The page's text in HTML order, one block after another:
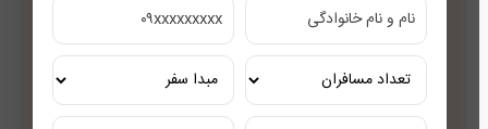
مشاوره رایگان
کارشناسان مجرب گردشگری
تور ریلی اختصاصی